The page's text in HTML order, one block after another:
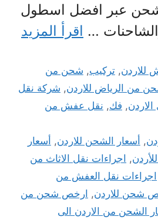
عبر افضل اسطول
… اقرأ المزيد
للاردن,تركيب, شحن من
من الرياض للاردن, شركة نقل
, فك, نقل عفش من
, أسعار الشحن للاردن, أسعار
, اجراءات نقل الاثاث من
اجراءات نقل العفش من
شحن للاردن, ارخص شحن من
الشحن من الاردن الى